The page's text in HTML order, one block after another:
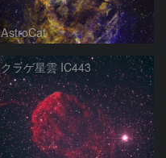
AstroCat
クラゲ星雲 IC443